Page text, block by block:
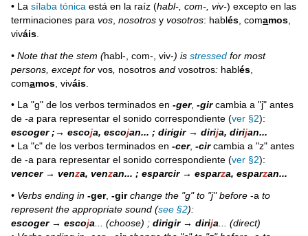
• Lasílaba tónica está en la raíz (habl-, com-, viv-) excepto en las
terminaciones paravos ,nosotros yvosotros: hablés , comamos
viváis
• Note that the stem (habl-, com-, viv-) isstressed for most
persons, except forvos nosotros andvosotros: hablés
comamos , viváis
• La "g" de los verbos terminados en-ger,-gircambia a "j" antes
de-a para representar el sonido correspondiente (ver §2):
escoger ;→ escoja, escojan... ; dirigir → dirija, dirijan...
• La "c" de los verbos terminados en-cer,-circambia a "z" antes
de -a para representar el sonido correspondiente (ver §2):
vencer → venza, venzan... ; esparcir → esparza, esparzan...
• Verbs ending in-ger,-girchange the "g" to "j" before-a to
represent the appropriate sound (see §2):
escoger → escoja ... (choose) ;dirigir → dirija ... (direct)